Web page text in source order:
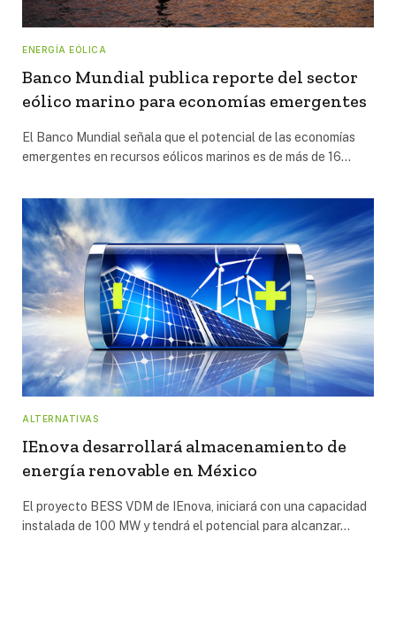
ENERGÍA EÓLICA
Banco Mundial publica reporte del sector
eólico marino para economías emergentes
El Banco Mundial señala que el potencial de las economías
emergentes en recursos eólicos marinos es de más de 16…
ALTERNATIVAS
IEnova desarrollará almacenamiento de
energía renovable en México
El proyecto BESS VDM de IEnova, iniciará con una capacidad
instalada de 100 MW y tendrá el potencial para alcanzar…